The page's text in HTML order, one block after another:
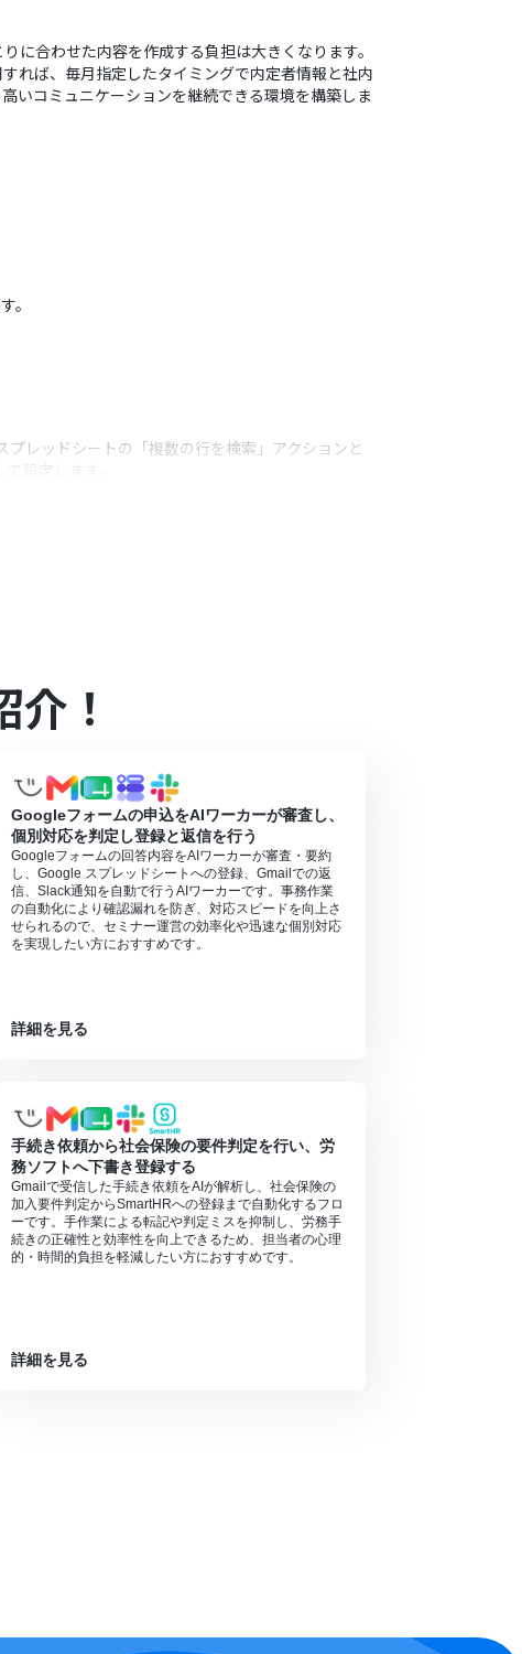
に合わせた内容を作成する負担は大きくなります。
れば、毎月指定したタイミングで内定者情報と社内
いコミュニケーションを継続できる環境を構築しま
。
レッドシートの「複数の行を検索」アクションと
設定します。
ール（アプリ）についてもマイアプリ連携が必要
ー】タスク実行数の計算方法
」ご参照ください。
ニュアルの作成方法」をご参照ください。
めご注意ください。
！
Googleフォームの申込をAIワーカーが審査し、
個別対応を判定し登録と返信を行う
Googleフォームの回答内容をAIワーカーが審査・要約
し、Google スプレッドシートへの登録、Gmailでの返
信、Slack通知を自動で行うAIワーカーです。事務作業
の自動化により確認漏れを防ぎ、対応スピードを向上さ
せられるので、セミナー運営の効率化や迅速な個別対応
を実現したい方におすすめです。
詳細を見る
手続き依頼から社会保険の要件判定を行い、労
務ソフトへ下書き登録する
Gmailで受信した手続き依頼をAIが解析し、社会保険の
加入要件判定からSmartHRへの登録まで自動化するフロ
ーです。手作業による転記や判定ミスを抑制し、労務手
続きの正確性と効率性を向上できるため、担当者の心理
的・時間的負担を軽減したい方におすすめです。
詳細を見る